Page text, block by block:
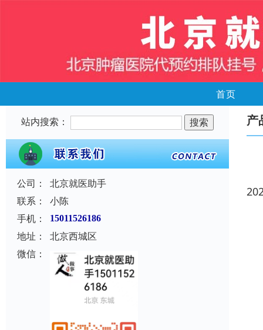
首页
站内搜索：
公司：
北京就医助手
联系：
小陈
手机：
15011526186
地址：
北京西城区
微信：
产